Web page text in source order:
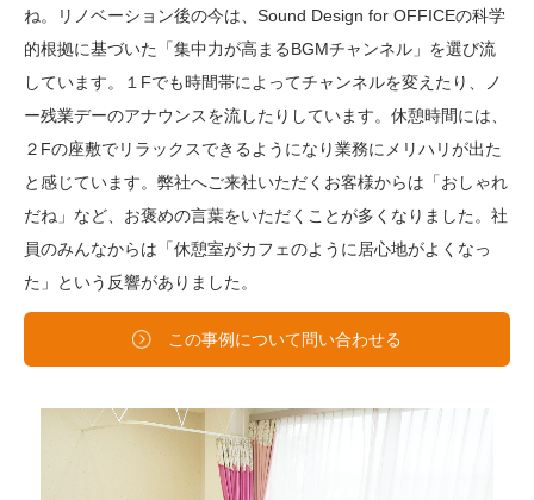
ね。リノベーション後の今は、Sound Design for OFFICEの科学
的根拠に基づいた「集中力が高まるBGMチャンネル」を選び流
しています。１Fでも時間帯によってチャンネルを変えたり、ノ
ー残業デーのアナウンスを流したりしています。休憩時間には、
２Fの座敷でリラックスできるようになり業務にメリハリが出た
と感じています。弊社へご来社いただくお客様からは「おしゃれ
だね」など、お褒めの言葉をいただくことが多くなりました。社
員のみんなからは「休憩室がカフェのように居心地がよくなっ
た」という反響がありました。
この事例について問い合わせる